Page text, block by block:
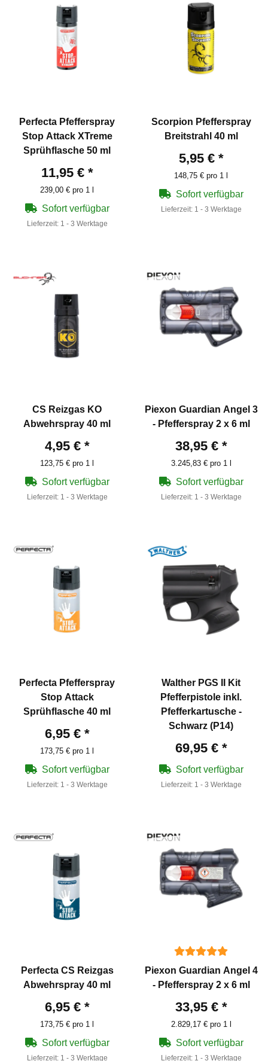
Perfecta Pfefferspray
Stop Attack XTreme
Sprühflasche 50 ml
11,95 € *
239,00 € pro 1 l
Sofort verfügbar
Lieferzeit: 1 - 3 Werktage
Scorpion Pfefferspray
Breitstrahl 40 ml
5,95 € *
148,75 € pro 1 l
Sofort verfügbar
Lieferzeit: 1 - 3 Werktage
CS Reizgas KO
Abwehrspray 40 ml
4,95 € *
123,75 € pro 1 l
Sofort verfügbar
Lieferzeit: 1 - 3 Werktage
Piexon Guardian Angel 3
- Pfefferspray 2 x 6 ml
38,95 € *
3.245,83 € pro 1 l
Sofort verfügbar
Lieferzeit: 1 - 3 Werktage
Perfecta Pfefferspray
Stop Attack
Sprühflasche 40 ml
6,95 € *
173,75 € pro 1 l
Sofort verfügbar
Lieferzeit: 1 - 3 Werktage
Walther PGS II Kit
Pfefferpistole inkl.
Pfefferkartusche -
Schwarz (P14)
69,95 € *
Sofort verfügbar
Lieferzeit: 1 - 3 Werktage
Perfecta CS Reizgas
Abwehrspray 40 ml
6,95 € *
173,75 € pro 1 l
Sofort verfügbar
Lieferzeit: 1 - 3 Werktage
Piexon Guardian Angel 4
- Pfefferspray 2 x 6 ml
33,95 € *
2.829,17 € pro 1 l
Sofort verfügbar
Lieferzeit: 1 - 3 Werktage